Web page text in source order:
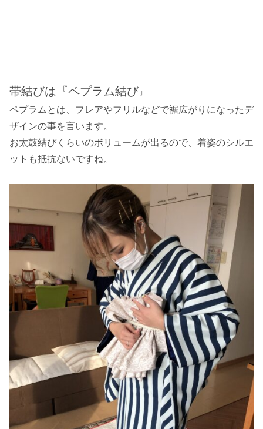
帯結びは『ペプラム結び』
ペプラムとは、フレアやフリルなどで裾広がりになったデ
ザインの事を言います。
お太鼓結びくらいのボリュームが出るので、着姿のシルエ
ットも抵抗ないですね。